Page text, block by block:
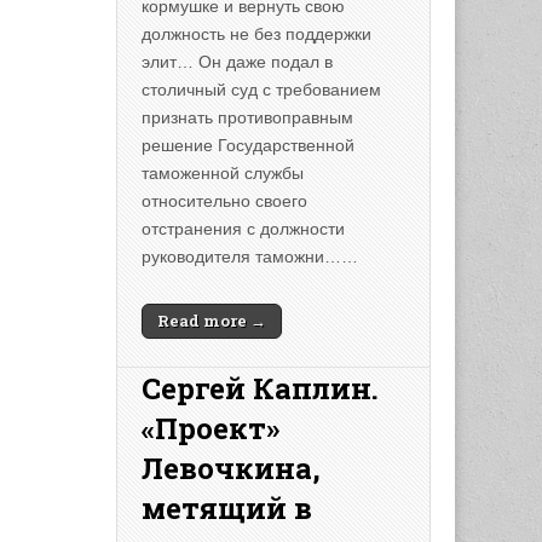
кормушке и вернуть свою
должность не без поддержки
элит… Он даже подал в
столичный суд с требованием
признать противоправным
решение Государственной
таможенной службы
относительно своего
отстранения с должности
руководителя таможни……
Read more →
Сергей Каплин.
«Проект»
Левочкина,
метящий в